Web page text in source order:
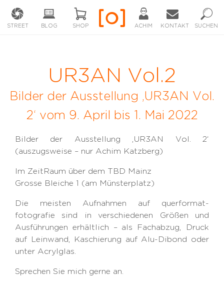
STREET BLOG SHOP ACHIM KONTAKT SUCHEN
UR3AN Vol.2
Bilder der Ausstellung ‚UR3AN Vol.
2‘ vom 9. April bis 1. Mai 2022
Bilder der Ausstellung ‚UR3AN Vol. 2‘
(auszugsweise – nur Achim Katzberg)
Im ZeitRaum über dem TBD Mainz
Grosse Bleiche 1 (am Münsterplatz)
Die meisten Aufnahmen auf querformat-
fotografie sind in verschiedenen Größen und
Ausführungen erhältlich – als Fachabzug, Druck
auf Leinwand, Kaschierung auf Alu-Dibond oder
unter Acrylglas.
Sprechen Sie mich gerne an.